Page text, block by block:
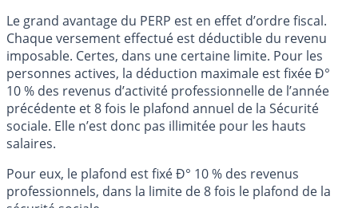
Le grand avantage du PERP est en effet d’ordre fiscal.
Chaque versement effectué est déductible du revenu
imposable. Certes, dans une certaine limite. Pour les
personnes actives, la déduction maximale est fixée Ð°
10 % des revenus d’activité professionnelle de l’année
précédente et 8 fois le plafond annuel de la Sécurité
sociale. Elle n’est donc pas illimitée pour les hauts
salaires.
Pour eux, le plafond est fixé Ð° 10 % des revenus
professionnels, dans la limite de 8 fois le plafond de la